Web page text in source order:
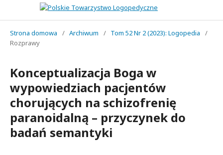
Strona domowa / Archiwum / Tom 52 Nr 2 (2023): Logopedia
/
Rozprawy
Konceptualizacja Boga w
wypowiedziach pacjentów
chorujących na schizofrenię
paranoidalną – przyczynek do
badań semantyki